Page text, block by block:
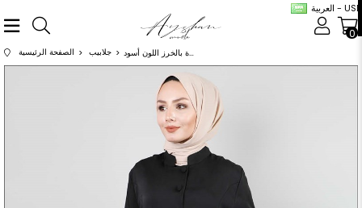
العربية - USD
0
الصفحة الرئيسية جلابيب عباية مطرزة بالخرز اللون أسود